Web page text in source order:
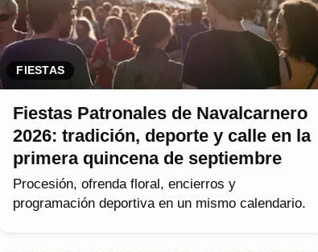
FIESTAS
Fiestas Patronales de Navalcarnero
2026: tradición, deporte y calle en la
primera quincena de septiembre
Procesión, ofrenda floral, encierros y
programación deportiva en un mismo calendario.